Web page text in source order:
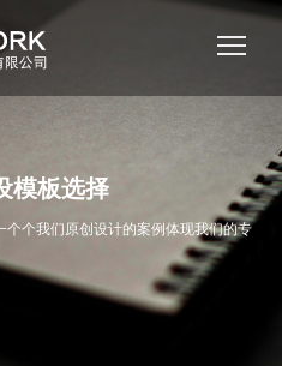
模板选择
个我们原创设计的案例体现我们的专